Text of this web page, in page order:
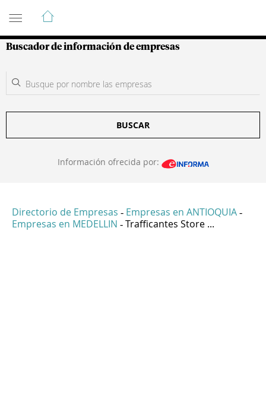
Guía de Empresas Colombianas
Buscador de información de empresas
BUSCAR
Información ofrecida por:
Directorio de Empresas - Empresas en ANTIOQUIA -
Empresas en MEDELLIN - Trafficantes Store ...